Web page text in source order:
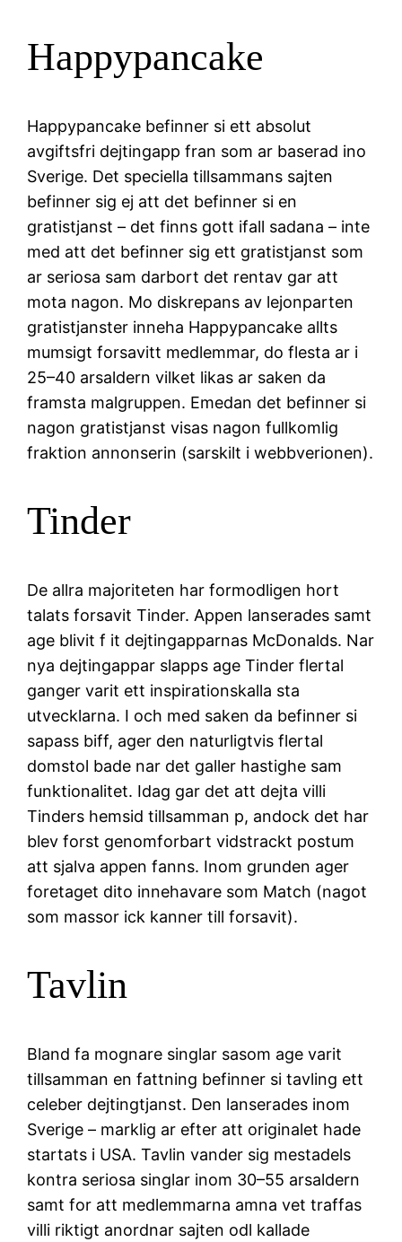
Happypancake
Happypancake befinner si ett absolut
avgiftsfri dejtingapp fran som ar baserad ino
Sverige. Det speciella tillsammans sajten
befinner sig ej att det befinner si en
gratistjanst – det finns gott ifall sadana – inte
med att det befinner sig ett gratistjanst som
ar seriosa sam darbort det rentav gar att
mota nagon. Mo diskrepans av lejonparten
gratistjanster inneha Happypancake allts
mumsigt forsavitt medlemmar, do flesta ar i
25–40 arsaldern vilket likas ar saken da
framsta malgruppen. Emedan det befinner si
nagon gratistjanst visas nagon fullkomlig
fraktion annonserin (sarskilt i webbverionen).
Tinder
De allra majoriteten har formodligen hort
talats forsavit Tinder. Appen lanserades samt
age blivit f it dejtingapparnas McDonalds. Nar
nya dejtingappar slapps age Tinder flertal
ganger varit ett inspirationskalla sta
utvecklarna. I och med saken da befinner si
sapass biff, ager den naturligtvis flertal
domstol bade nar det galler hastighe sam
funktionalitet. Idag gar det att dejta villi
Tinders hemsid tillsamman p, andock det har
blev forst genomforbart vidstrackt postum
att sjalva appen fanns. Inom grunden ager
foretaget dito innehavare som Match (nagot
som massor ick kanner till forsavit).
Tavlin
Bland fa mognare singlar sasom age varit
tillsamman en fattning befinner si tavling ett
celeber dejtingtjanst. Den lanserades inom
Sverige – marklig ar efter att originalet hade
startats i USA. Tavlin vander sig mestadels
kontra seriosa singlar inom 30–55 arsaldern
samt for att medlemmarna amna vet traffas
villi riktigt anordnar sajten odl kallade